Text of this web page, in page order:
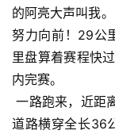
的阿亮大声叫我
努力向前！29公
里盘算着赛程快
内完赛。
一路跑来，近距离基本无风景。宣传册上说的“选手从地面
道路横穿全长36